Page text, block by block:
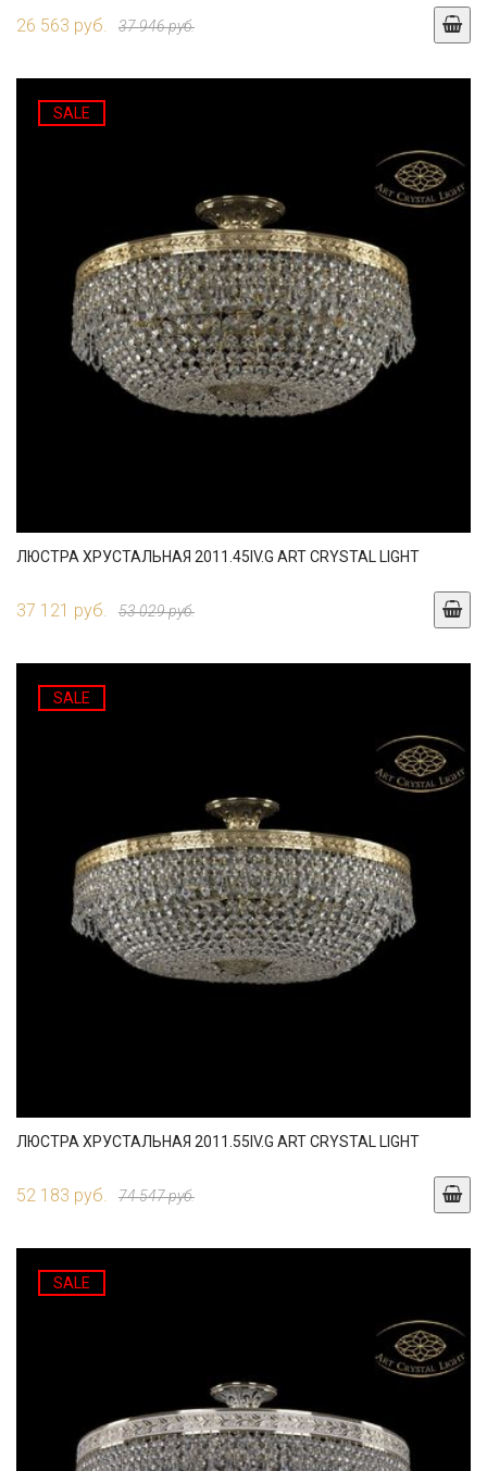
26 563 руб. 37 946 руб.
SALE
ЛЮСТРА ХРУСТАЛЬНАЯ 2011.45IV.G ART CRYSTAL LIGHT
37 121 руб. 53 029 руб.
SALE
ЛЮСТРА ХРУСТАЛЬНАЯ 2011.55IV.G ART CRYSTAL LIGHT
52 183 руб. 74 547 руб.
SALE